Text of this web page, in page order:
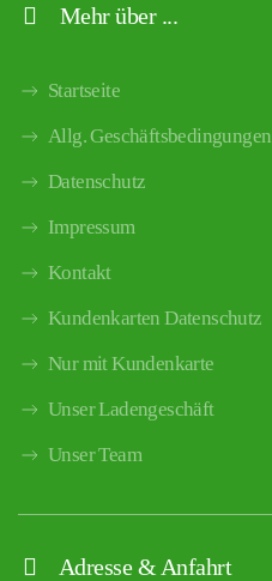
Mehr über ...
Startseite
Allg. Geschäftsbedingungen
Datenschutz
Impressum
Kontakt
Kundenkarten Datenschutz
Nur mit Kundenkarte
Unser Ladengeschäft
Unser Team
Adresse & Anfahrt